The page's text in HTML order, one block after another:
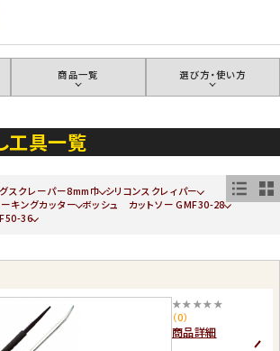
商品一覧 選び方・使い方
工具一覧
スクレーパー8mm巾 シリコンスクレィパー
キングカッター ボッシュ カットソー GMF30-28
36
★★★★★
（0）
商品詳細